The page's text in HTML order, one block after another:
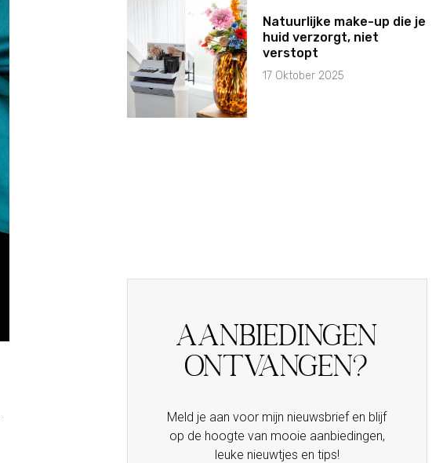
Natuurlijke make-up die je
huid verzorgt, niet
verstopt
17 Oktober 2025
Aanbiedingen
ontvangen?
Meld je aan voor mijn nieuwsbrief en blijf
op de hoogte van mooie aanbiedingen,
leuke nieuwtjes en tips!